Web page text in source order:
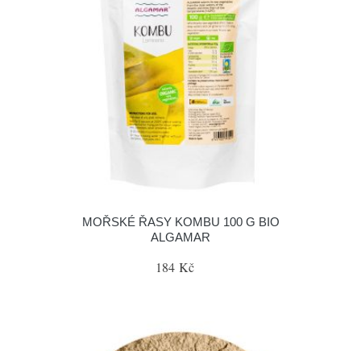
MOŘSKÉ ŘASY KOMBU 100 G BIO
ALGAMAR
184 Kč